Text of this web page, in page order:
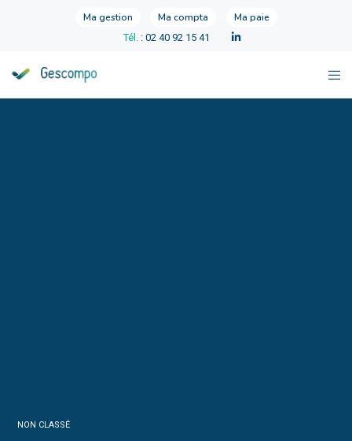
Ma gestion Ma compta Ma paie
Tél. : 02 40 92 15 41
NON CLASSÉ